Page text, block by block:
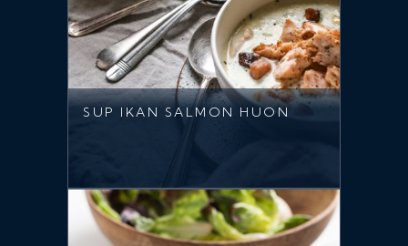
SUP IKAN SALMON HUON